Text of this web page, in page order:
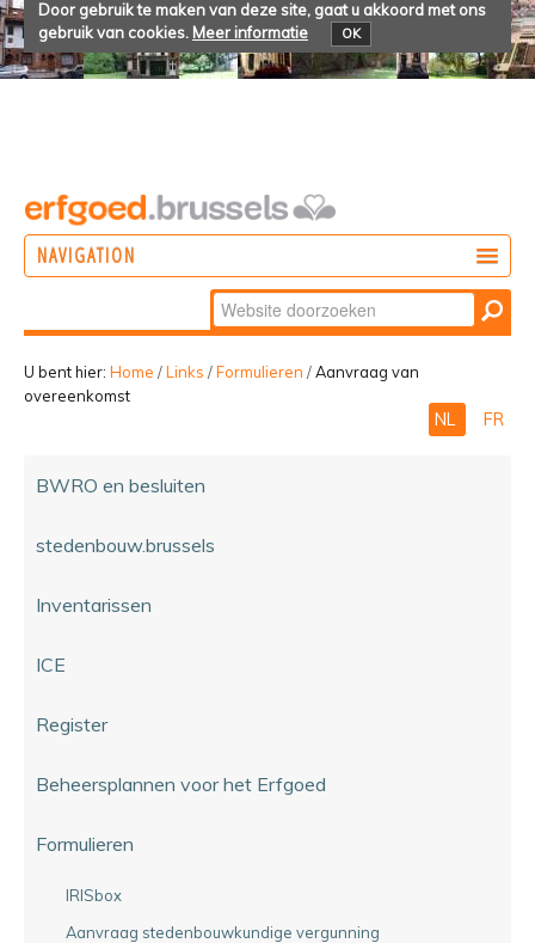
Door gebruik te maken van deze site, gaat u akkoord met ons
gebruik van cookies. Meer informatie OK
NAVIGATION
BELEVEN
Zoek
Geavanceerd
zoeken...
U bent hier: Home /Links /Formulieren /Aanvraag van
overeenkomst
NL FR
BWRO en besluiten
stedenbouw.brussels
Inventarissen
ICE
Register
Beheersplannen voor het Erfgoed
Formulieren
IRISbox
Aanvraag stedenbouwkundige vergunning